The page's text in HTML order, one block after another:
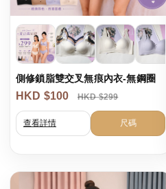
側修鎖脂雙交叉無痕內衣-無鋼圈
HKD $100 HKD $299
查看詳情 尺碼